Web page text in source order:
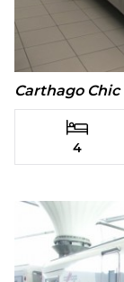
Carthago
4